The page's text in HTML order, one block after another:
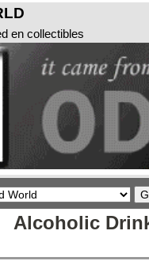
en collectibles
Alcoholic